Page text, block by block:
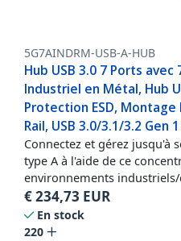
5G7AINDRM-USB-A-HUB
Hub USB 3.0 7 Ports avec
Industriel en Métal, Hub
Protection ESD,
Rail, USB 3.0/3.1/3.2 Gen
Connectez et gérez jusqu'à
type A à l'aide de ce
environnements
€234,73 EUR
En stock
220